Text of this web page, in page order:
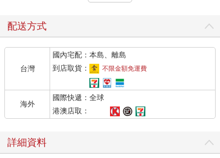
「美世妹妹，妳真～的好漂亮呢！連我都想跟妳結婚了。」
次的稱讚。儘管覺得感激，但籠罩著美世內心的烏雲仍無法散
「那個，我是想說……」
「葉月大人說的沒錯喲，美世大人。您真的……真的非常漂亮、
非常出色……我……我實在是……」
婚禮尚未正式開始，但長年侍奉久堂家的幫傭由里江，此刻已經
感動得頻頻以手帕擦拭眼角。
即將成為婆婆的久堂芙由，則是在一旁以些微不悅的眼神望著這
上半身有著久堂家唐花家紋、下襬則是細緻典雅松竹梅圖樣的黑
留袖，並以貝殼雕花的髮簪固定盤起的髮絲。
配送方式
台灣
國內宅配：本島、離島
到店取貨：
不限金額免運費
海外
國際快遞：全球
港澳店取：
詳細資料